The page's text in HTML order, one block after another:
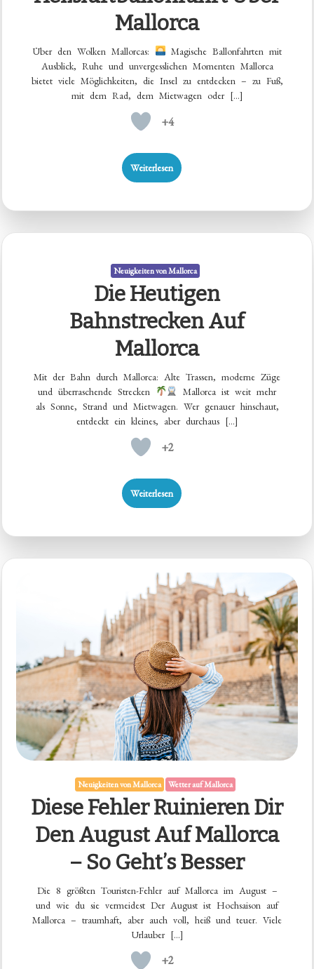
Mallorca
Über den Wolken Mallorcas:
Magische Ballonfahrten mit
Ausblick, Ruhe und unvergesslichen Momenten Mallorca
bietet viele Möglichkeiten, die Insel zu entdecken – zu Fuß,
mit dem Rad, dem Mietwagen oder […]
+4
Weiterlesen
Neuigkeiten von Mallorca
Die Heutigen
Bahnstrecken Auf
Mallorca
Mit der Bahn durch Mallorca: Alte Trassen, moderne Züge
und überraschende Strecken
Mallorca ist weit mehr
als Sonne, Strand und Mietwagen. Wer genauer hinschaut,
entdeckt ein kleines, aber durchaus […]
+2
Weiterlesen
Neuigkeiten von Mallorca Wetter auf Mallorca
Diese Fehler Ruinieren Dir
Den August Auf Mallorca
– So Geht’s Besser
Die 8 größten Touristen-Fehler auf Mallorca im August –
und wie du sie vermeidest Der August ist Hochsaison auf
Mallorca – traumhaft, aber auch voll, heiß und teuer. Viele
Urlauber […]
+2